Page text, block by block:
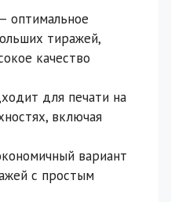
оптимальное
тиражей,
качество
для печати на
включая
вариант
с простым